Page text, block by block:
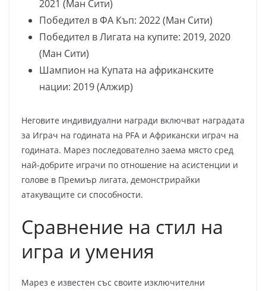
2021 (Ман Сити)
Победител в ФА Къп: 2022 (Ман Сити)
Победител в Лигата на купите: 2019, 2020
(Ман Сити)
Шампион на Купата на африканските
нации: 2019 (Алжир)
Неговите индивидуални награди включват наградата
за Играч на годината на PFA и Африкански играч на
годината. Марез последователно заема място сред
най-добрите играчи по отношение на асистенции и
голове в Премиър лигата, демонстрирайки
атакуващите си способности.
Сравнение на стил на
игра и умения
Марез е известен със своите изключителни